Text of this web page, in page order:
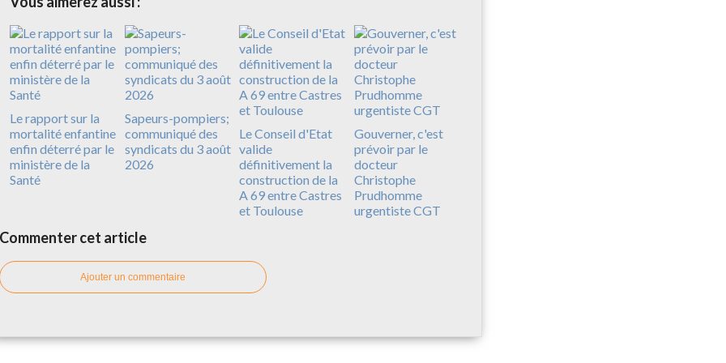
Le rapport sur la
mortalité enfantine
enfin déterré par le
ministère de la
Santé
Sapeurs-pompiers;
communiqué des
syndicats du 3 août
2026
Le Conseil d'Etat
valide
définitivement la
construction de la
A 69 entre Castres
et Toulouse
Gouverner, c'est
prévoir par le
docteur
Christophe
Prudhomme
urgentiste CGT
Commenter cet article
Ajouter un commentaire